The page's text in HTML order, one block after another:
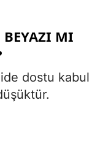
MI
dostu kabul